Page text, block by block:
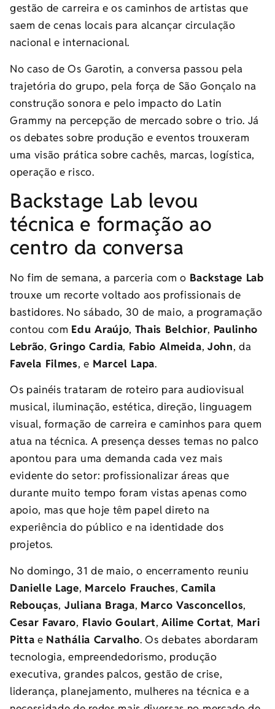
gestão de carreira e os caminhos de artistas que
saem de cenas locais para alcançar circulação
nacional e internacional.
No caso de Os Garotin, a conversa passou pela
trajetória do grupo, pela força de São Gonçalo na
construção sonora e pelo impacto do Latin
Grammy na percepção de mercado sobre o trio. Já
os debates sobre produção e eventos trouxeram
uma visão prática sobre cachês, marcas, logística,
operação e risco.
Backstage Lab levou
técnica e formação ao
centro da conversa
No fim de semana, a parceria com o Backstage Lab
trouxe um recorte voltado aos profissionais de
bastidores. No sábado, 30 de maio, a programação
contou com Edu Araújo, Thais Belchior, Paulinho
Lebrão,Gringo Cardia, Fabio Almeida, John, da
Favela Filmes, e Marcel Lapa.
Os painéis trataram de roteiro para audiovisual
musical, iluminação, estética, direção, linguagem
visual, formação de carreira e caminhos para quem
atua na técnica. A presença desses temas no palco
apontou para uma demanda cada vez mais
evidente do setor: profissionalizar áreas que
durante muito tempo foram vistas apenas como
apoio, mas que hoje têm papel direto na
experiência do público e na identidade dos
projetos.
No domingo, 31 de maio, o encerramento reuniu
Danielle Lage, Marcelo Frauches,Camila
Rebouças, Juliana Braga, Marco Vasconcellos,
Cesar Favaro, Flavio Goulart,Ailime Cortat, Mari
Pitta e Nathália Carvalho. Os debates abordaram
tecnologia, empreendedorismo, produção
executiva, grandes palcos, gestão de crise,
liderança, planejamento, mulheres na técnica e a